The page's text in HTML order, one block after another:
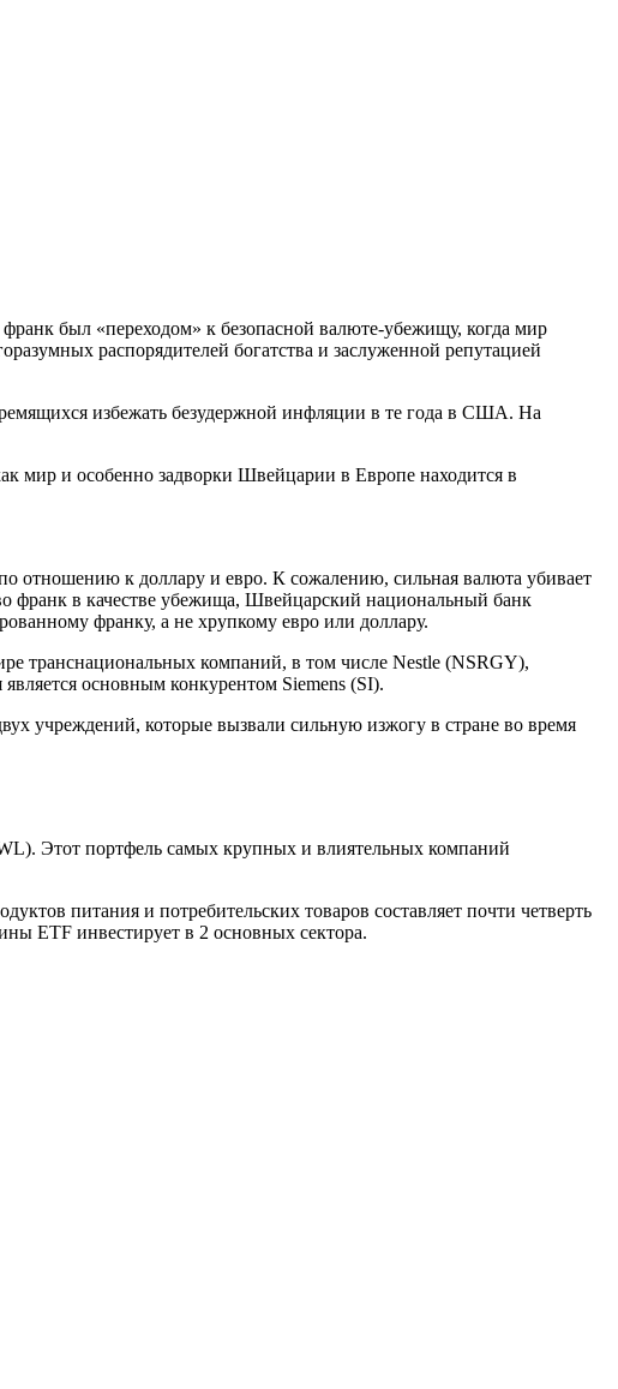
был «переходом» к безопасной валюте-убежищу, когда мир
распорядителей богатства и заслуженной репутацией
избежать безудержной инфляции в те года в США. На
мир и особенно задворки Швейцарии в Европе находится в
отношению к доллару и евро. К сожалению, сильная валюта убивает
франк в качестве убежища, Швейцарский национальный банк
франку, а не хрупкому евро или доллару.
транснациональных компаний, в том числе Nestle (NSRGY),
основным конкурентом Siemens (SI).
учреждений, которые вызвали сильную изжогу в стране во время
Этот портфель самых крупных и влиятельных компаний
питания и потребительских товаров составляет почти четверть
ETF инвестирует в 2 основных сектора.